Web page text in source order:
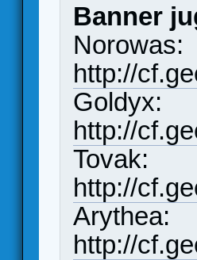
Banner
Norowas:
http://
Goldyx:
http://
Tovak:
http://
Arythea:
http://